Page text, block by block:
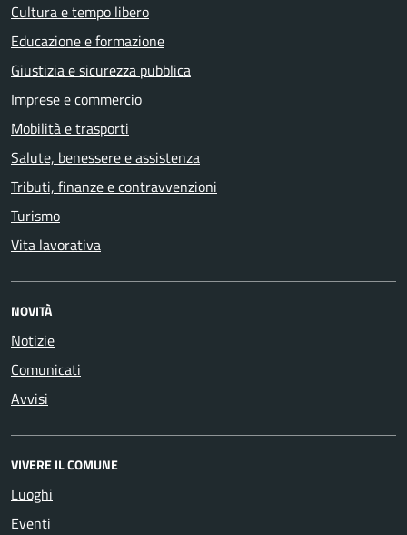
Cultura e tempo libero
Educazione e formazione
Giustizia e sicurezza pubblica
Imprese e commercio
Mobilità e trasporti
Salute, benessere e assistenza
Tributi, finanze e contravvenzioni
Turismo
Vita lavorativa
NOVITÀ
Notizie
Comunicati
Avvisi
VIVERE IL COMUNE
Luoghi
Eventi